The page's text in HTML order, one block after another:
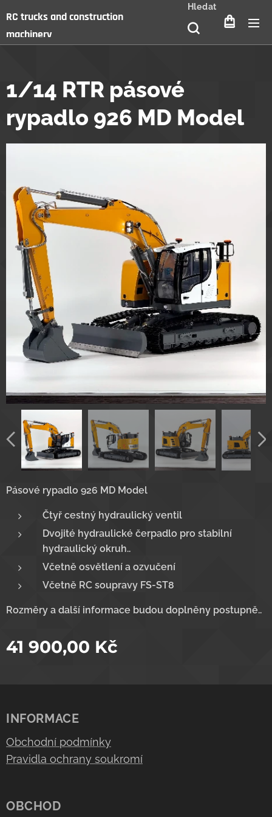
RC trucks and construction
machinery
Hledat
1/14 RTR pásové
rypadlo 926 MD Model
Pásové rypadlo 926 MD Model
Čtyř cestný hydraulický ventil
Dvojité hydraulické čerpadlo pro stabilní
hydraulický okruh..
Včetně osvětlení a ozvučení
Včetně RC soupravy FS-ST8
Rozměry a další informace budou doplněny postupně..
41 900,00 Kč
INFORMACE
Obchodní podmínky
Pravidla ochrany soukromí
OBCHOD